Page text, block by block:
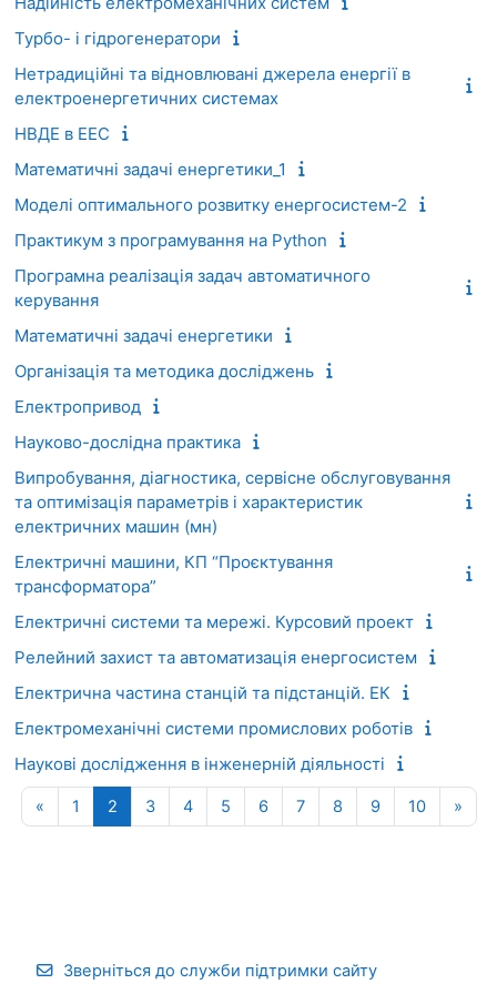
Турбо- і гідрогенератори
Нетрадиційні та відновлювані джерела енергії в
електроенергетичних системах
НВДЕ в ЕЕС
Математичні задачі енергетики_1
Моделі оптимального розвитку енергосистем-2
Практикум з програмування на Python
Програмна реалізація задач автоматичного
керування
Математичні задачі енергетики
Організація та методика досліджень
Електропривод
Науково-дослідна практика
Випробування, діагностика, сервісне обслуговування
та оптимізація параметрів і характеристик
електричних машин (мн)
Електричні машини, КП “Проєктування
трансформатора”
Електричні системи та мережі. Курсовий проект
Релейний захист та автоматизація енергосистем
Електрична частина станцій та підстанцій. ЕК
Електромеханічні системи промислових роботів
Наукові дослідження в інженерній діяльності
«Попередня сторінка
1 Сторінка 1
2Сторінка 2
3Сторінка 3
4Сторінка 4
5Сторінка 5
6Сторінка 6
7Сторінка 7
8Сторінка 8
9Сторінка 9
10 »
Зверніться до служби підтримки сайту